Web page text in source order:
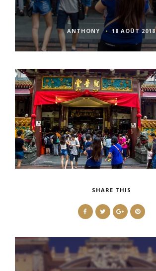
ANTHONY 18 AOÛT 2018
SHARE THIS